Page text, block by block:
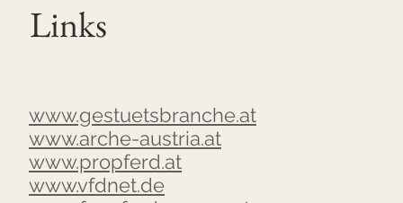
Links
www.gestuetsbranche.at
www.arche-austria.at
www.propferd.at
www.vfdnet.de